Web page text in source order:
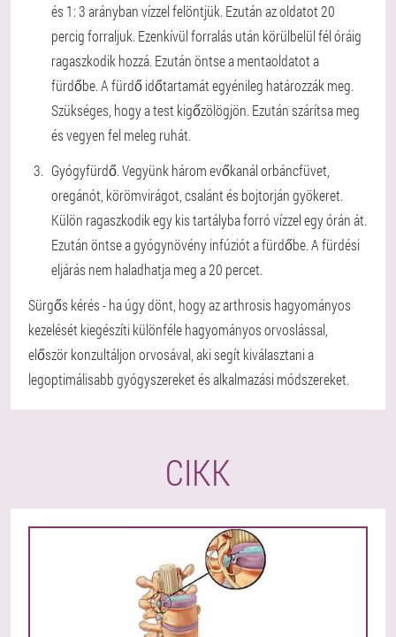
és 1: 3 arányban vízzel felöntjük. Ezután az oldatot 20
percig forraljuk. Ezenkívül forralás után körülbelül fél óráig
ragaszkodik hozzá. Ezután öntse a mentaoldatot a
fürdőbe. A fürdő időtartamát egyénileg határozzák meg.
Szükséges, hogy a test kigőzölögjön. Ezután szárítsa meg
és vegyen fel meleg ruhát.
Gyógyfürdő. Vegyünk három evőkanál orbáncfüvet,
oregánót, körömvirágot, csalánt és bojtorján gyökeret.
Külön ragaszkodik egy kis tartályba forró vízzel egy órán át.
Ezután öntse a gyógynövény infúziót a fürdőbe. A fürdési
eljárás nem haladhatja meg a 20 percet.
Sürgős kérés - ha úgy dönt, hogy az arthrosis hagyományos
kezelését kiegészíti különféle hagyományos orvoslással,
először konzultáljon orvosával, aki segít kiválasztani a
legoptimálisabb gyógyszereket és alkalmazási módszereket.
CIKK